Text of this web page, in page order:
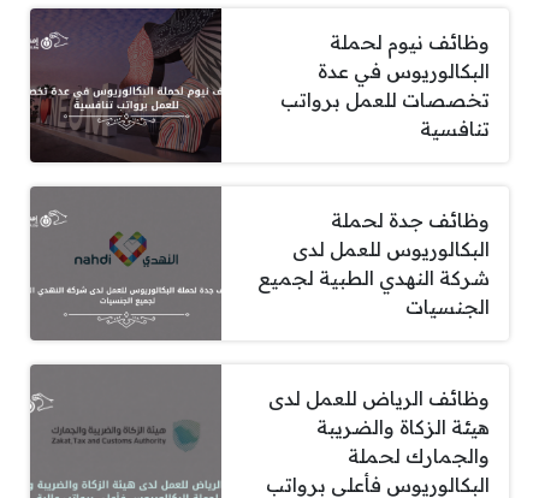
وظائف نيوم لحملة
البكالوريوس في عدة
تخصصات للعمل برواتب
تنافسية
وظائف جدة لحملة
البكالوريوس للعمل لدى
شركة النهدي الطبية لجميع
الجنسيات
وظائف الرياض للعمل لدى
هيئة الزكاة والضريبة
والجمارك لحملة
البكالوريوس فأعلى برواتب